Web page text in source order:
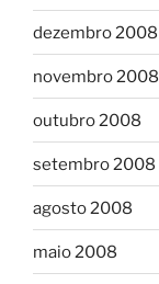
dezembro 2008
novembro 2008
outubro 2008
setembro 2008
agosto 2008
maio 2008